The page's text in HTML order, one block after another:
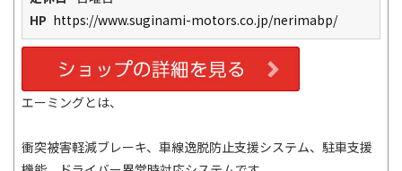
エーミングとは、
衝突被害軽減ブレーキ、車線逸脱防止支援システム、駐車支援
HP https://www.suginami-motors.co.jp/nerimabp/